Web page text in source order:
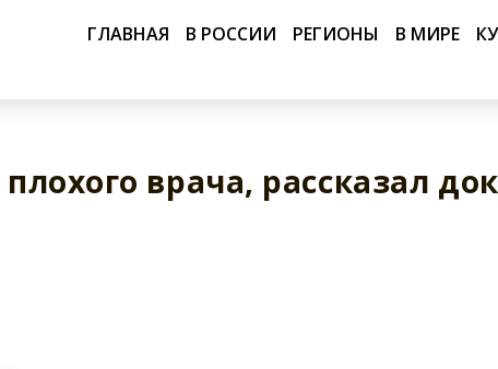
ГЛАВНАЯ В РОССИИ РЕГИОНЫ В МИРЕ
врача, рассказал